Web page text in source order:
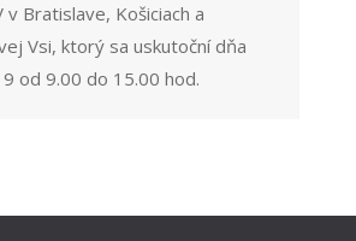
v Bratislave, Košiciach a
Vsi, ktorý sa uskutoční dňa
od 9.00 do 15.00 hod.